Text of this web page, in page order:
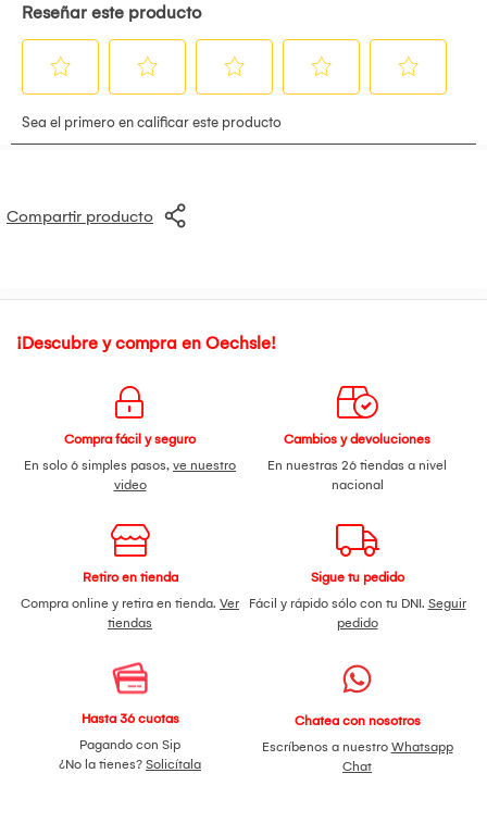
Compartir producto
¡Descubre y compra en Oechsle!
Compra fácil y seguro
En solo 6 simples pasos, ve nuestro
video
Cambios y devoluciones
En nuestras 26 tiendas a nivel
nacional
Retiro en tienda
Compra online y retira en tienda. Ver
tiendas
Sigue tu pedido
Fácil y rápido sólo con tu DNI. Seguir
pedido
Hasta 36 cuotas
Pagando con Sip
¿No la tienes? Solicítala
Chatea con nosotros
Escríbenos a nuestro Whatsapp
Chat